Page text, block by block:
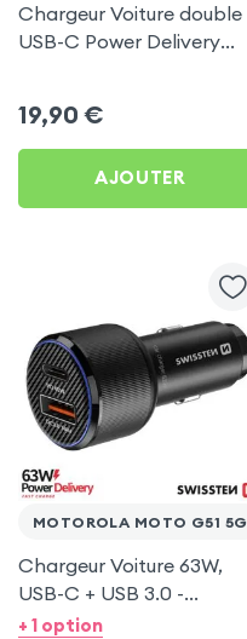
Chargeur Voiture double
USB-C Power Delivery
19,90 €
AJOUTER
MOTOROLA MOTO G51 5G
Chargeur Voiture 63W,
USB-C + USB 3.0 -
Swissten pour Motorola
+ 1 option